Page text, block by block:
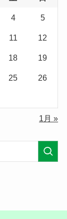
4 5
11 12
18 19
25 26
1月 »